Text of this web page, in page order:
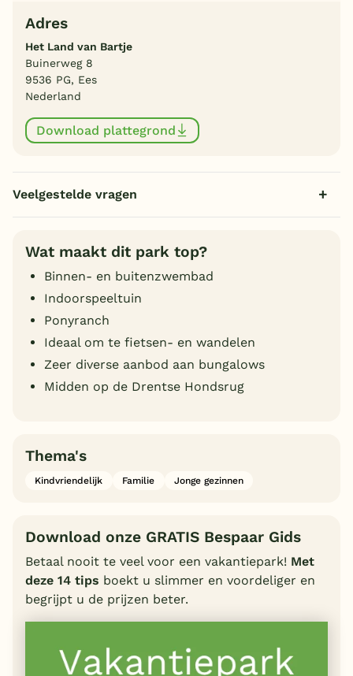
Adres
Het Land van Bartje
Buinerweg 8
9536 PG, Ees
Nederland
Download plattegrond
Veelgestelde vragen
Wat maakt dit park top?
Binnen- en buitenzwembad
Indoorspeeltuin
Ponyranch
Ideaal om te fietsen- en wandelen
Zeer diverse aanbod aan bungalows
Midden op de Drentse Hondsrug
Thema's
Kindvriendelijk Familie Jonge gezinnen
Download onze GRATIS Bespaar Gids
Betaal nooit te veel voor een vakantiepark! Met
deze 14 tips boekt u slimmer en voordeliger en
begrijpt u de prijzen beter.